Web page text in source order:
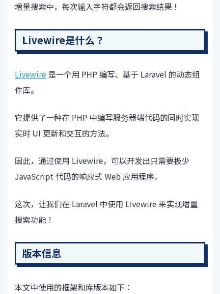
增量搜索中，每次输入字符都会返回搜索结果！
Livewire是什么？
Livewire 是一个用 PHP 编写、基于 Laravel 的动态组
件库。
它提供了一种在 PHP 中编写服务器端代码的同时实现
实时 UI 更新和交互的方法。
因此，通过使用 Livewire，可以开发出只需要极少
JavaScript 代码的响应式 Web 应用程序。
这次，让我们在 Laravel 中使用 Livewire 来实现增量
搜索功能！
版本信息
本文中使用的框架和库版本如下：